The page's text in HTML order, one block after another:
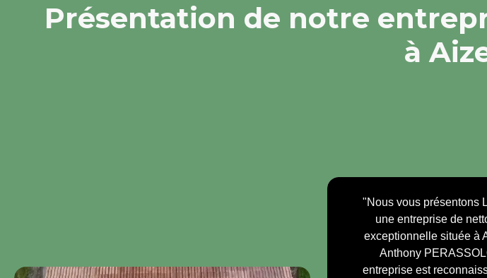
Présentation de notre
à
"Nous vous présentons
une entreprise de
exceptionnelle située à
Anthony
entreprise est